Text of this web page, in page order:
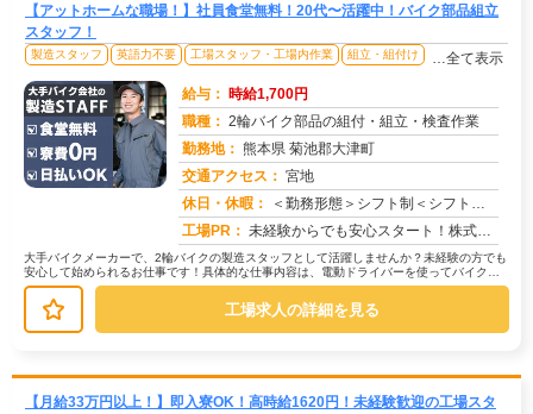
【アットホームな職場！】社員食堂無料！20代〜活躍中！バイク部品組立
スタッフ！
製造スタッフ 英語力不要 工場スタッフ・工場内作業 組立・組付け …全て表示
給与： 時給1,700円
職種： 2輪バイク部品の組付・組立・検査作業
勤務地： 熊本県 菊池郡大津町
交通アクセス： 宮地
休日・休暇：
＜勤務形態＞シフト制＜シフト＞5勤２休＜休日＞土日長期休暇GW 夏季 年末年始
工場PR： 未経験からでも安心スタート！株式会社京栄センターで新しい一歩を踏み出しませんか？→ 経験・学歴・スキルは一切不問で...
大手バイクメーカーで、2輪バイクの製造スタッフとして活躍しませんか？未経験の方でも
安心して始められるお仕事です！具体的な仕事内容は、電動ドライバーを使ってバイク部
品の組付けや組立、完成品の検査・...
工場求人の詳細を見る
【月給33万円以上！】即入寮OK！高時給1620円！未経験歓迎の工場スタ